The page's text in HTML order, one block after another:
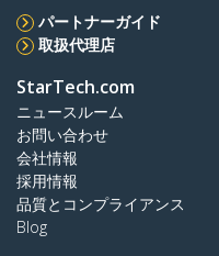
パートナーガイド
取扱代理店
StarTech.com
ニュースルーム
お問い合わせ
会社情報
採用情報
品質とコンプライアンス
Blog